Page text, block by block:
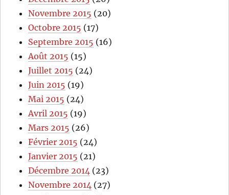
Novembre 2015 (20)
Octobre 2015 (17)
Septembre 2015 (16)
Août 2015 (15)
Juillet 2015 (24)
Juin 2015 (19)
Mai 2015 (24)
Avril 2015 (19)
Mars 2015 (26)
Février 2015 (24)
Janvier 2015 (21)
Décembre 2014 (23)
Novembre 2014 (27)